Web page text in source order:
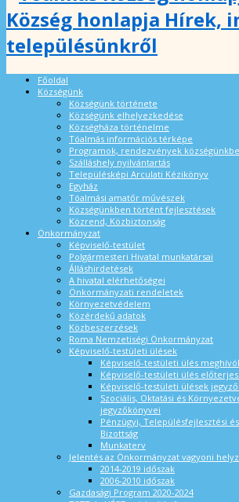
Község honlapja Hírek,
településünkről
Főoldal
Községünk
Községünk története
Községünk elhelyezkedése
Községháza történelme
Tóalmás információs térképe
Programok, rendezvények
Szálláshely nyilvántartás
Településképi Arculati Kézikönyv
Egyház
Tóalmási amatőr művészek
Községünkben történt fejlesztések
Közrend, Közbiztonság
Önkormányzat
Képviselő-testület
Polgármesteri Hivatal munkatársai
Álláshirdetések
A hivatal elérhetőségei
Önkormányzati rendeletek
Környezetvédelem
Közérdekű adatok
Közbeszerzések
Roma Nemzetiségi Önkormányzat
Képviselő-testületi ülések
Képviselő-testületi ülés
Képviselő-testületi ülés
Képviselő-testületi ülések
Szociális, Oktatási és
jegyzőkönyvei
Pénzügyi, Településfejlesztési
Bizottság
Munkaterv
Jelentés az Önkormányzat vagyoni
2014-2019 időszak
2006-2010 időszak
Gazdasági Program 2020-2024